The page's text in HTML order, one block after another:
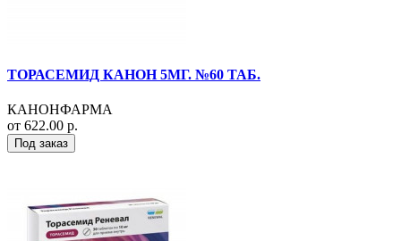
ТОРАСЕМИД КАНОН 5МГ. №60 ТАБ.
КАНОНФАРМА
от 622.00 р.
Под заказ